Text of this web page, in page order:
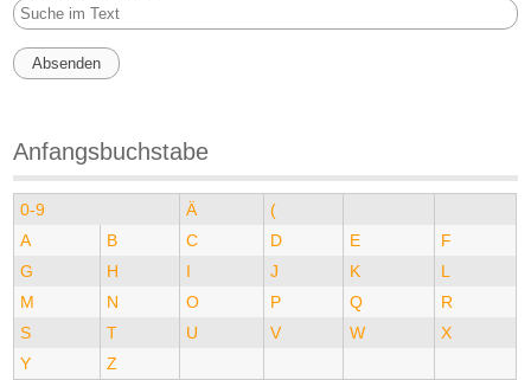
Anfangsbuchstabe
0-9 Ä
(
A
B C D E
F
G
H I J K
L
M
N O P Q
R
S
T U V W
X
Y
Z